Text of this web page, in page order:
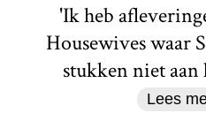
'Ik heb
Housewives waar
stukken niet
Lees